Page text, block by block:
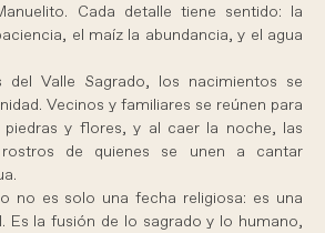
Cada detalle tiene sentido: la
el maíz la abundancia, y el agua
del Valle Sagrado, los nacimientos se
Vecinos y familiares se reúnen para
piedras y flores, y al caer la noche, las
de quienes se unen a cantar
no es solo una fecha religiosa: es una
Es la fusión de lo sagrado y lo humano,